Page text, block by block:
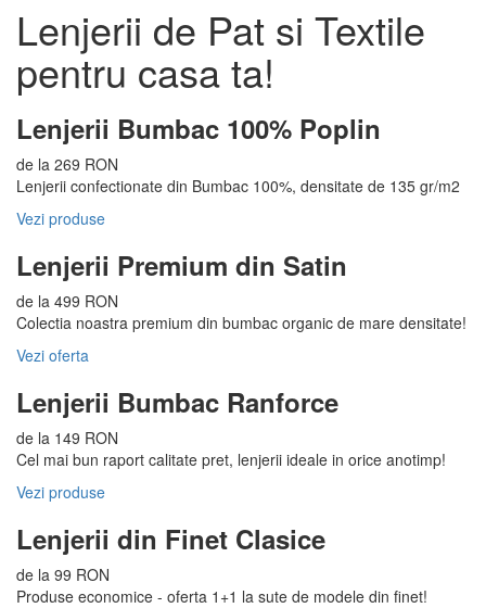
Lenjerii de Pat si Textile
pentru casa ta!
Lenjerii Bumbac 100% Poplin
de la 269 RON
Lenjerii confectionate din Bumbac 100%, densitate de 135 gr/m2
Vezi produse
Lenjerii Premium din Satin
de la 499 RON
Colectia noastra premium din bumbac organic de mare densitate!
Vezi oferta
Lenjerii Bumbac Ranforce
de la 149 RON
Cel mai bun raport calitate pret, lenjerii ideale in orice anotimp!
Vezi produse
Lenjerii din Finet Clasice
de la 99 RON
Produse economice - oferta 1+1 la sute de modele din finet!